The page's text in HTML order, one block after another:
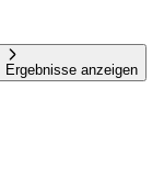
Ergebnisse anzeigen